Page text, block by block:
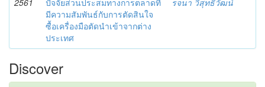
มีความสัมพันธ์กับการตัดสินใจ
ซื้อเครื่องมือตัดนำเข้าจากต่าง
ประเทศ
Discover